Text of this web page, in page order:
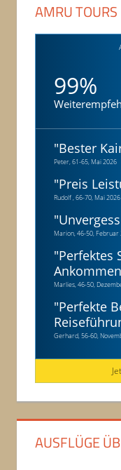
AMRU TOURS
99%
"Bester
Peter, 61-65, Mai 2026
"Preis
Rudolf , 66-70, Mai 2026
"
Marion, 46-50, Februar
"Perfektes
Marlies, 46-50,
"Perfekte
Gerhard, 56-60,
AUSFLÜGE